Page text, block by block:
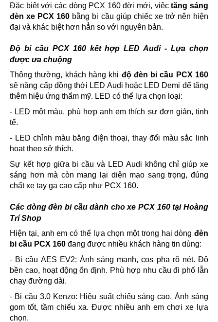
Đặc biệt với các dòng PCX 160 đời mới, việctăng sáng
đèn xe PCX 160 bằng bi cầu giúp chiếc xe trở nên hiện
đại và khác biệt hơn hẳn so với nguyên bản.
Độ bi cầu PCX 160 kết hợp LED Audi - Lựa chọn
được ưa chuộng
Thông thường, khách hàng khi độ đèn bi cầu PCX 160
sẽ nâng cấp đồng thời LED Audi hoặc LED Demi để tăng
thêm hiệu ứng thẩm mỹ. LED có thể lựa chọn loại:
- LED một màu, phù hợp anh em thích sự đơn giản, tinh
tế.
- LED chỉnh màu bằng điện thoại, thay đổi màu sắc linh
hoạt theo sở thích.
Sự kết hợp giữa bi cầu và LED Audi không chỉ giúp xe
sáng hơn mà còn mang lại diện mạo sang trọng, đúng
chất xe tay ga cao cấp như PCX 160.
Các dòng đèn bi cầu dành cho xe PCX 160 tại Hoàng
Trí Shop
Hiện tại, anh em có thể lựa chọn một trong hai dòng đèn
bi cầu PCX 160 đang được nhiều khách hàng tin dùng:
- Bi cầu AES EV2: Ánh sáng mạnh, cos pha rõ nét. Độ
bền cao, hoạt động ổn định. Phù hợp nhu cầu đi phố lẫn
chạy đường dài.
- Bi cầu 3.0 Kenzo: Hiệu suất chiếu sáng cao. Ánh sáng
gom tốt, tầm chiếu xa. Được nhiều anh em chơi xe lựa
chọn.